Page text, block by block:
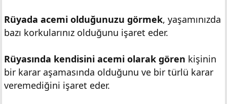
Rüyada acemi olduğunuzu görmek, yaşamınızda
bazı korkularınız olduğunu işaret eder.
Rüyasında kendisini acemi olarak gören kişinin
bir karar aşamasında olduğunu ve bir türlü karar
veremediğini işaret eder.